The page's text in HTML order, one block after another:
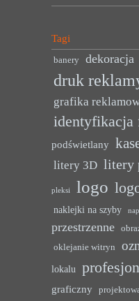
Tagi
banery dekoracja
druk
grafika
identyfikacja
podświetlany
litery 3D litery
pleksi logo
naklejki na szyby
przestrzenne
oklejanie witryn
lokalu
graficzny